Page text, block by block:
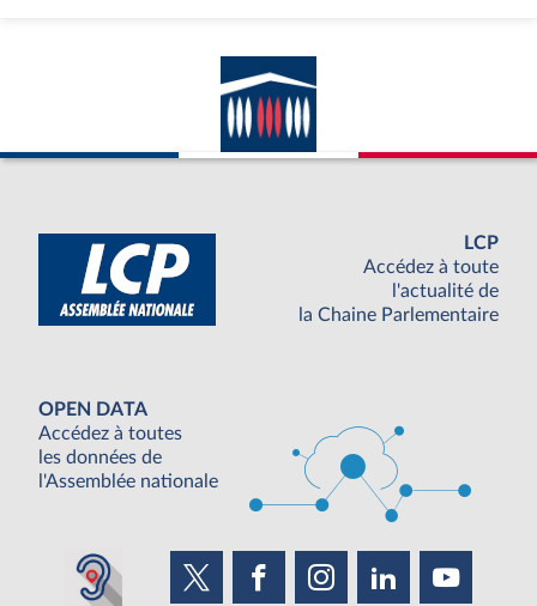
LCP
Accédez à toute
l'actualité de
la Chaine Parlementaire
OPEN DATA
Accédez à toutes
les données de
l'Assemblée nationale